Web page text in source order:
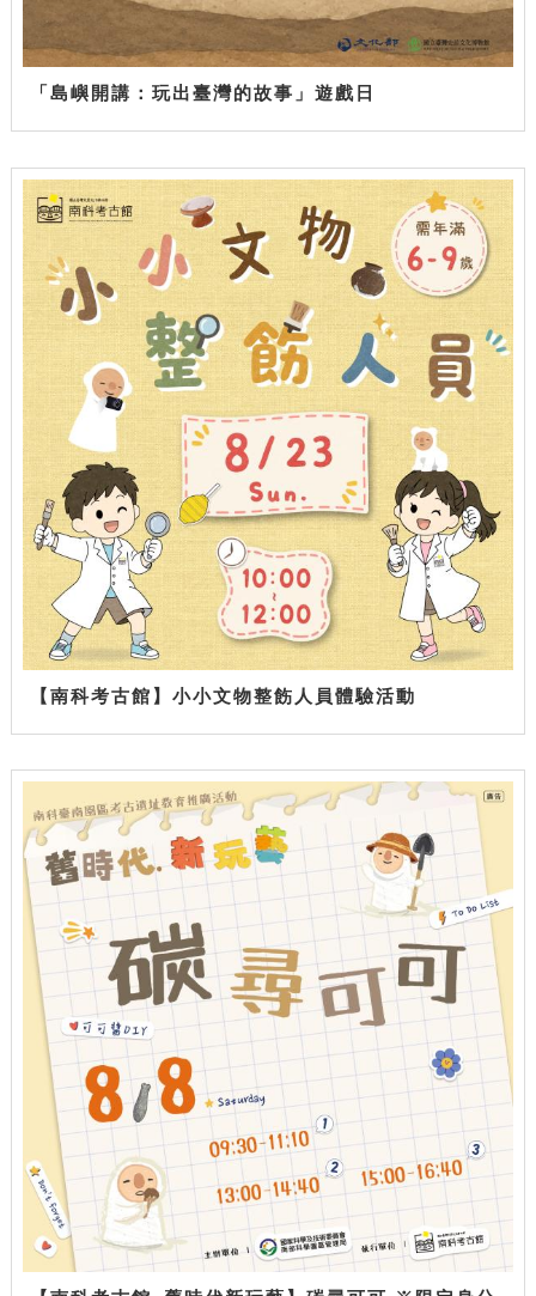
「島嶼開講：玩出臺灣的故事」遊戲日
【南科考古館】小小文物整飭人員體驗活動